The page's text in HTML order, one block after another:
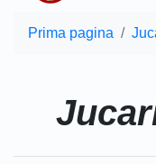
Prima pagina